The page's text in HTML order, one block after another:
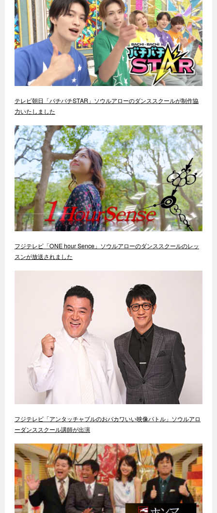
テレビ朝日「バチバチSTAR」ソウルアローのダンススクールが制作協
力いたしました
フジテレビ「ONE hour Sence」ソウルアローのダンススクールのレッ
スンが放送されました
フジテレビ「アンタッチャブルのおバカワいい映像バトル」ソウルアロ
ーダンススクール講師が出演